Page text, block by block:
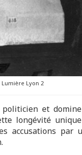
Lyon 2
et
longévité
accusations par